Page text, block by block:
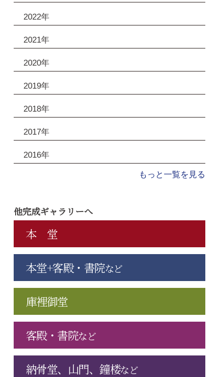
2022年
2021年
2020年
2019年
2018年
2017年
2016年
もっと一覧を見る
他完成ギャラリーへ
本 堂
本堂+客殿・書院など
庫裡御堂
客殿・書院など
納骨堂、山門、鐘楼など